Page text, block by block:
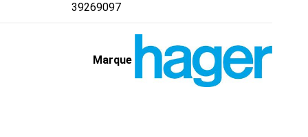
39269097
Marque